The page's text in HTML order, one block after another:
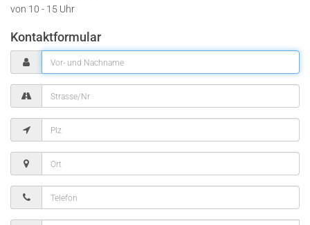
von 10 - 15 Uhr
Kontaktformular